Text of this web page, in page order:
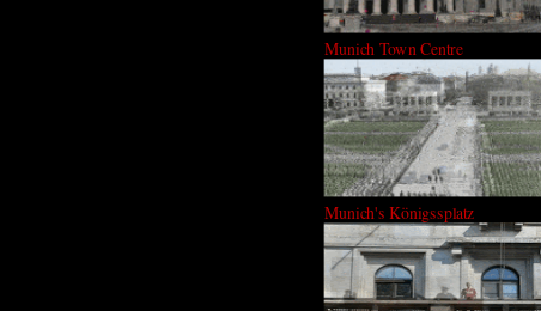
Munich Town Centre
Munich's Königssplatz